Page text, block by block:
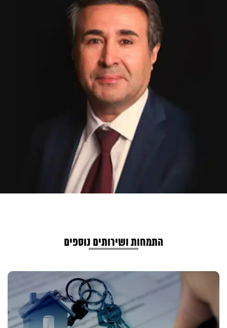
התמחות ושירותים נוספים